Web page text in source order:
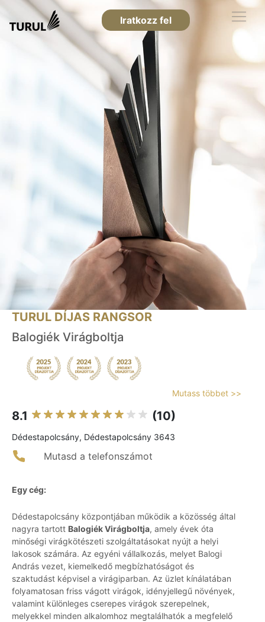
Iratkozz fel
TURUL DÍJAS RANGSOR
Balogiék Virágboltja
Mutass többet >>
8.1 (10)
Dédestapolcsány, Dédestapolcsány 3643
Mutasd a telefonszámot
Egy cég:
Dédestapolcsány központjában működik a közösség által
nagyra tartott Balogiék Virágboltja, amely évek óta
minőségi virágkötészeti szolgáltatásokat nyújt a helyi
lakosok számára. Az egyéni vállalkozás, melyet Balogi
András vezet, kiemelkedő megbízhatóságot és
szaktudást képvisel a virágiparban. Az üzlet kínálatában
folyamatosan friss vágott virágok, idényjellegű növények,
valamint különleges cserepes virágok szerepelnek,
melyekkel minden alkalomhoz megtalálhatók a megfelelő